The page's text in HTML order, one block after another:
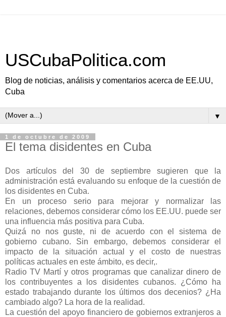
USCubaPolitica.com
Blog de noticias, análisis y comentarios acerca de EE.UU,
Cuba
▼
1 de octubre de 2009
El tema disidentes en Cuba
Dos artículos del 30 de septiembre sugieren que la
administración está evaluando su enfoque de la cuestión de
los disidentes en Cuba.
En un proceso serio para mejorar y normalizar las
relaciones, debemos considerar cómo los EE.UU. puede ser
una influencia más positiva para Cuba.
Quizá no nos guste, ni de acuerdo con el sistema de
gobierno cubano. Sin embargo, debemos considerar el
impacto de la situación actual y el costo de nuestras
políticas actuales en este ámbito, es decir,.
Radio TV Martí y otros programas que canalizar dinero de
los contribuyentes a los disidentes cubanos. ¿Cómo ha
estado trabajando durante los últimos dos decenios? ¿Ha
cambiado algo? La hora de la realidad.
La cuestión del apoyo financiero de gobiernos extranjeros a